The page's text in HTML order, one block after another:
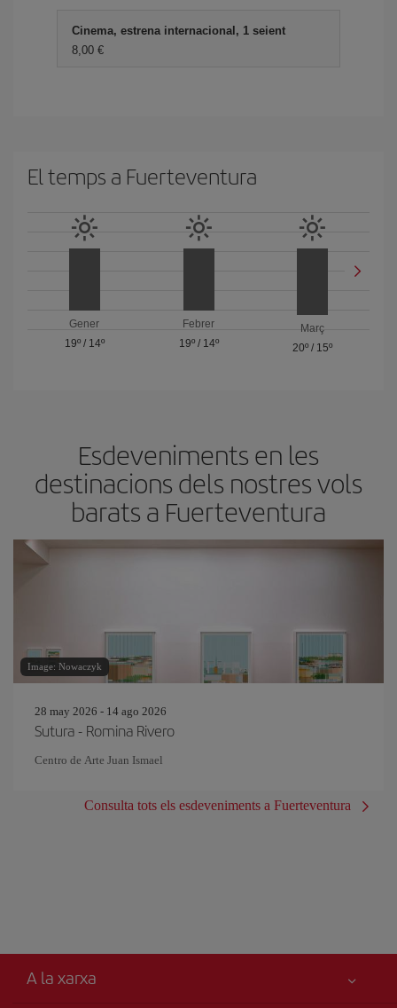
Cinema, estrena internacional, 1 seient
8,00
El temps a Fuerteventura
Gener
19º/ 14º
Febrer
19º/ 14º
Març
20º / 15º
Esdeveniments en les
destinacions dels nostres vols
barats a Fuerteventura
Image: Nowaczyk
28 may 2026 - 14 ago 2026
Sutura - Romina Rivero
Centro de Arte Juan Ismael
Consulta tots els esdeveniments a Fuerteventura
A la xarxa